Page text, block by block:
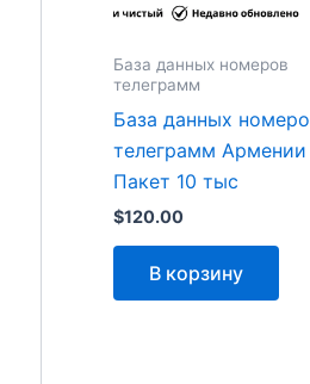
База данных номеров
телеграмм
База данных
телеграмм Армении
Пакет 10 тыс
$120.00
В корзину